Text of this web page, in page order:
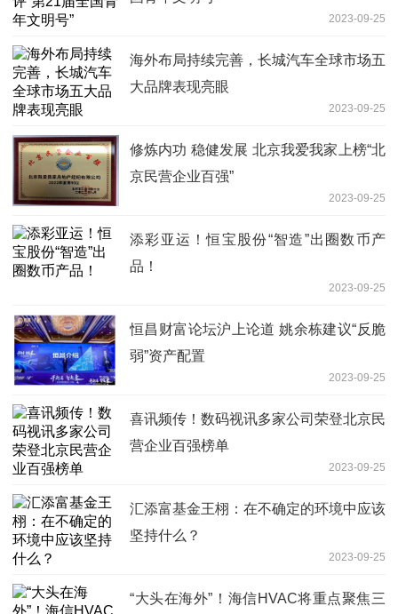
2023-09-25
海外布局持续完善，长城汽车全球市场五
大品牌表现亮眼
2023-09-25
修炼内功 稳健发展 北京我爱我家上榜“北
京民营企业百强”
2023-09-25
添彩亚运！恒宝股份“智造”出圈数币产
品！
2023-09-25
恒昌财富论坛沪上论道 姚余栋建议“反脆
弱”资产配置
2023-09-25
喜讯频传！数码视讯多家公司荣登北京民
营企业百强榜单
2023-09-25
汇添富基金王栩：在不确定的环境中应该
坚持什么？
2023-09-25
“大头在海外”！海信HVAC将重点聚焦三